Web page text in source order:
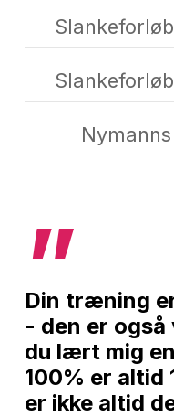
Slankeforløb
Slankeforløb
”
Din træning
- den er også
du lært mig
100% er altid
er ikke altid